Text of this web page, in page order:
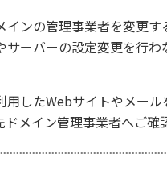
ンの管理事業者を変更す
サーバーの設定変更を行
用したWebサイトやメー
メイン管理事業者へご確